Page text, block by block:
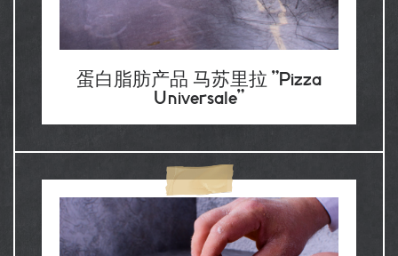
蛋白脂肪产品 马苏里拉 "Pizza
Universale"